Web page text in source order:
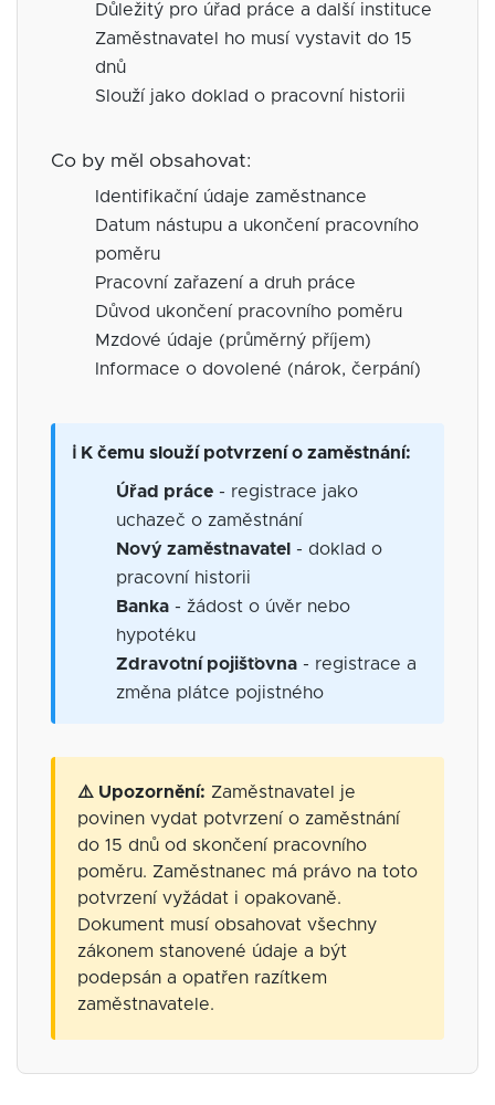
Důležitý pro úřad práce a další instituce
Zaměstnavatel ho musí vystavit do 15
dnů
Slouží jako doklad o pracovní historii
Co by měl obsahovat:
Identifikační údaje zaměstnance
Datum nástupu a ukončení pracovního
poměru
Pracovní zařazení a druh práce
Důvod ukončení pracovního poměru
Mzdové údaje (průměrný příjem)
Informace o dovolené (nárok, čerpání)
ℹ️ K čemu slouží potvrzení o zaměstnání:
Úřad práce - registrace jako
uchazeč o zaměstnání
Nový zaměstnavatel
- doklad o
pracovní historii
Banka - žádost o úvěr nebo
hypotéku
Zdravotní pojišťovna - registrace a
změna plátce pojistného
⚠️ Upozornění: Zaměstnavatel je
povinen vydat potvrzení o zaměstnání
do 15 dnů od skončení pracovního
poměru. Zaměstnanec má právo na toto
potvrzení vyžádat i opakovaně.
Dokument musí obsahovat všechny
zákonem stanovené údaje a být
podepsán a opatřen razítkem
zaměstnavatele.